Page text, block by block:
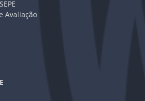
Avaliação